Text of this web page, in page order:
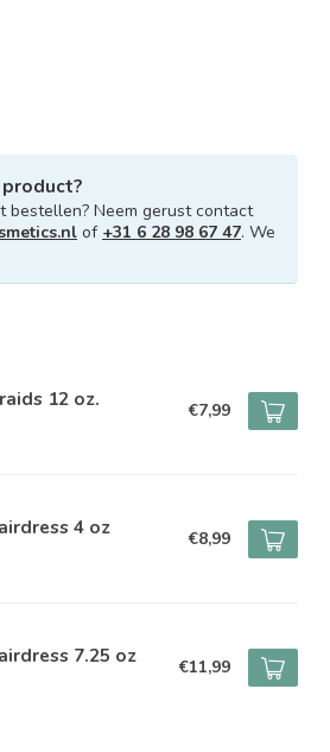
bestellen? Neem gerust contact
of +31 6 28 98 67 47. We
12 oz. €7,99
4 oz €8,99
7.25 oz €11,99